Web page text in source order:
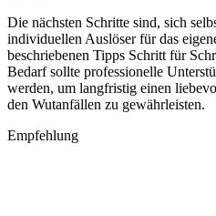
Die nächsten Schritte sind, sich
individuellen Auslöser für das
beschriebenen Tipps Schritt für
Bedarf sollte professionelle
werden, um langfristig einen
den Wutanfällen zu gewährleisten.
Empfehlung